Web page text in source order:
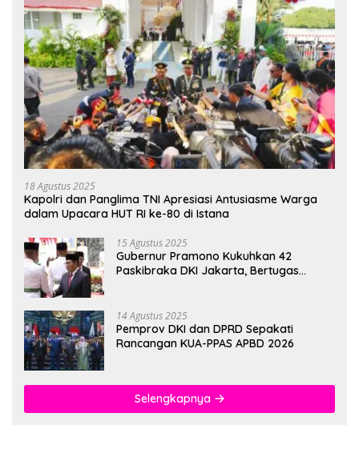
18 Agustus 2025
Kapolri dan Panglima TNI Apresiasi Antusiasme Warga
dalam Upacara HUT RI ke-80 di Istana
15 Agustus 2025
Gubernur Pramono Kukuhkan 42
Paskibraka DKI Jakarta, Bertugas
14 Agustus 2025
Pemprov DKI dan DPRD Sepakati
Rancangan KUA-PPAS APBD 2026
Selengkapnya